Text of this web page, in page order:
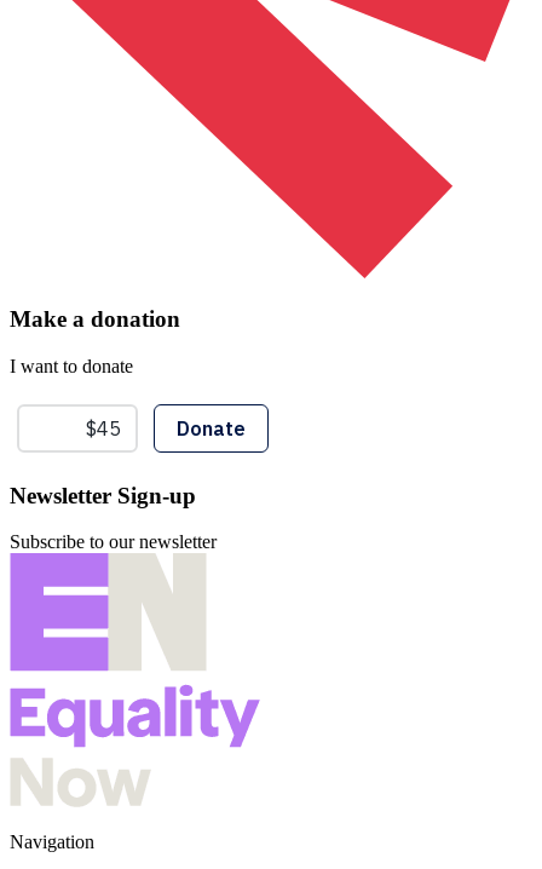
Make a donation
I want to donate
Newsletter Sign-up
Subscribe to our newsletter
Navigation